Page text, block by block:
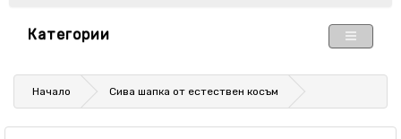
Категории
Начало Сива шапка от естествен косъм